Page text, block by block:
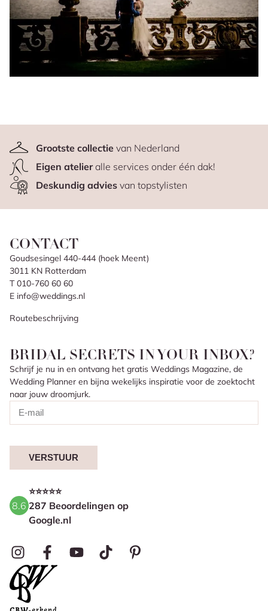
Grootste collectievan Nederland
Eigen atelieralle services onder één dak!
Deskundig adviesvan topstylisten
CONTACT
Goudsesingel 440-444 (hoek Meent)
3011 KN Rotterdam
T 010-760 60 60
E info@weddings.nl
Routebeschrijving
BRIDAL SECRETS IN YOUR INBOX?
Schrijf je nu in en ontvang het gratis Weddings Magazine, de
Wedding Planner en bijna wekelijks inspiratie voor de zoektocht
naar jouw droomjurk.
VERSTUUR
8.6
⭐⭐⭐⭐⭐
287 Beoordelingen op
Google.nl